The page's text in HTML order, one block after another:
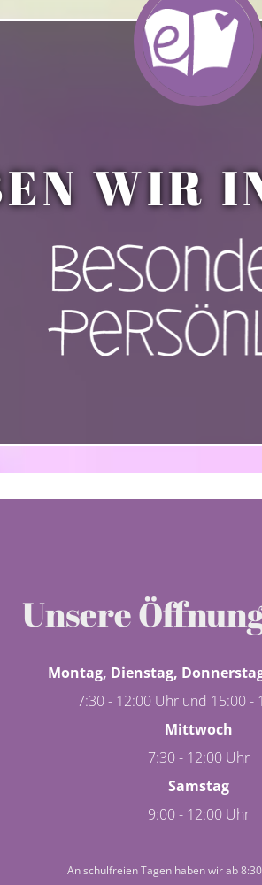
WIR
Unsere
Montag, Dienstag,
7:30 - 12:00 Uhr und 15:00 -
Mittwoch
7:30 - 12:00 Uhr
Samstag
9:00 - 12:00 Uhr
An schulfreien Tagen haben wir ab